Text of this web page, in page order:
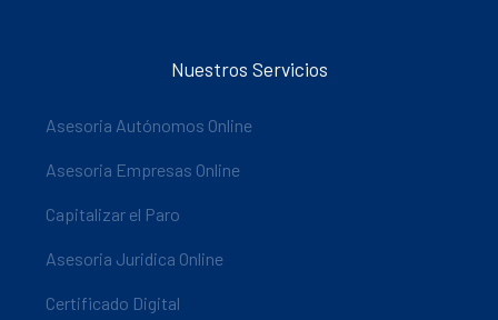
Nuestros Servicios
Asesoria Autónomos Online
Asesoria Empresas Online
Capitalizar el Paro
Asesoria Juridica Online
Certificado Digital